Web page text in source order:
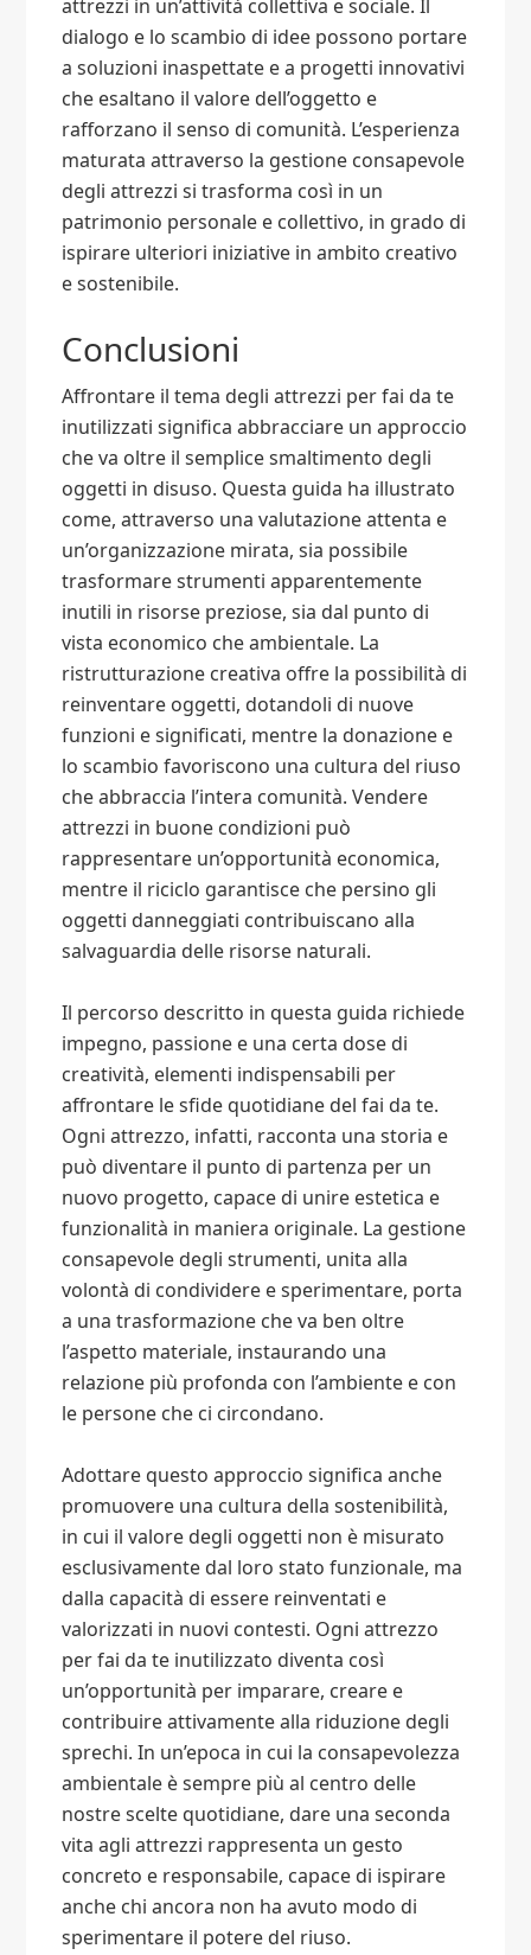
attrezzi in un’attività collettiva e sociale. Il
dialogo e lo scambio di idee possono portare
a soluzioni inaspettate e a progetti innovativi
che esaltano il valore dell’oggetto e
rafforzano il senso di comunità. L’esperienza
maturata attraverso la gestione consapevole
degli attrezzi si trasforma così in un
patrimonio personale e collettivo, in grado di
ispirare ulteriori iniziative in ambito creativo
e sostenibile.
Conclusioni
Affrontare il tema degli attrezzi per fai da te
inutilizzati significa abbracciare un approccio
che va oltre il semplice smaltimento degli
oggetti in disuso. Questa guida ha illustrato
come, attraverso una valutazione attenta e
un’organizzazione mirata, sia possibile
trasformare strumenti apparentemente
inutili in risorse preziose, sia dal punto di
vista economico che ambientale. La
ristrutturazione creativa offre la possibilità di
reinventare oggetti, dotandoli di nuove
funzioni e significati, mentre la donazione e
lo scambio favoriscono una cultura del riuso
che abbraccia l’intera comunità. Vendere
attrezzi in buone condizioni può
rappresentare un’opportunità economica,
mentre il riciclo garantisce che persino gli
oggetti danneggiati contribuiscano alla
salvaguardia delle risorse naturali.
Il percorso descritto in questa guida richiede
impegno, passione e una certa dose di
creatività, elementi indispensabili per
affrontare le sfide quotidiane del fai da te.
Ogni attrezzo, infatti, racconta una storia e
può diventare il punto di partenza per un
nuovo progetto, capace di unire estetica e
funzionalità in maniera originale. La gestione
consapevole degli strumenti, unita alla
volontà di condividere e sperimentare, porta
a una trasformazione che va ben oltre
l’aspetto materiale, instaurando una
relazione più profonda con l’ambiente e con
le persone che ci circondano.
Adottare questo approccio significa anche
promuovere una cultura della sostenibilità,
in cui il valore degli oggetti non è misurato
esclusivamente dal loro stato funzionale, ma
dalla capacità di essere reinventati e
valorizzati in nuovi contesti. Ogni attrezzo
per fai da te inutilizzato diventa così
un’opportunità per imparare, creare e
contribuire attivamente alla riduzione degli
sprechi. In un’epoca in cui la consapevolezza
ambientale è sempre più al centro delle
nostre scelte quotidiane, dare una seconda
vita agli attrezzi rappresenta un gesto
concreto e responsabile, capace di ispirare
anche chi ancora non ha avuto modo di
sperimentare il potere del riuso.